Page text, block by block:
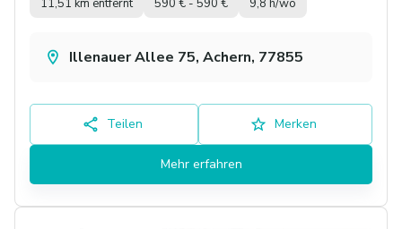
11,51 km entfernt 590 € - 590 € 9,8 h/wo
Illenauer Allee 75, Achern, 77855
Teilen Merken
Mehr erfahren